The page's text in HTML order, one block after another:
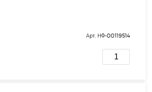
Арт. НФ-00119514